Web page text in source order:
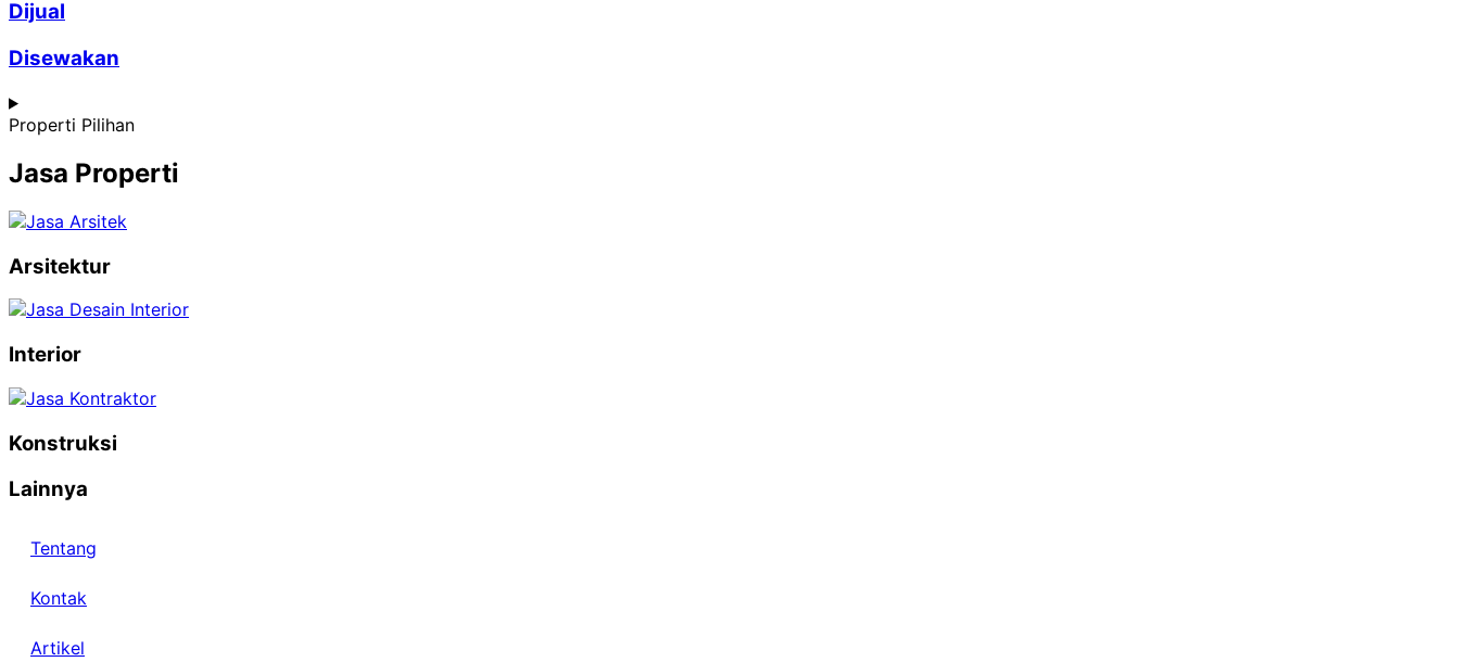
Dijual
Disewakan
Properti Pilihan
Jasa Properti
Arsitektur
Interior
Konstruksi
Lainnya
Tentang
Kontak
Artikel